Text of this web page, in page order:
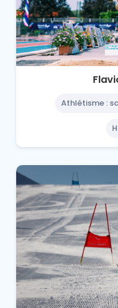
Athlétisme :